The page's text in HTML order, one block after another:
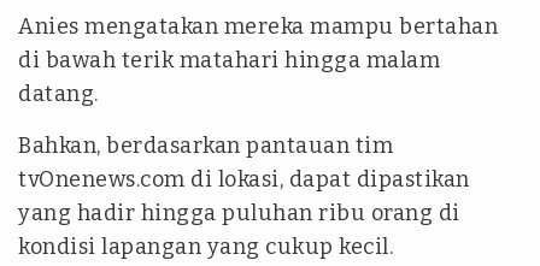
Anies mengatakan mereka mampu bertahan
di bawah terik matahari hingga malam
datang.
Bahkan, berdasarkan pantauan tim
tvOnenews.com di lokasi, dapat dipastikan
yang hadir hingga puluhan ribu orang di
kondisi lapangan yang cukup kecil.